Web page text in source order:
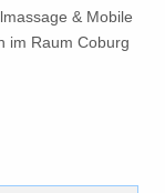
& Mobile
im Raum Coburg